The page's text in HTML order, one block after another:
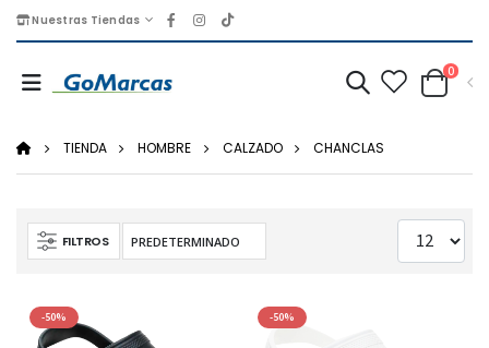
Nuestras Tiendas
0
TIENDA HOMBRE CALZADO CHANCLAS
FILTROS
-50% -50%